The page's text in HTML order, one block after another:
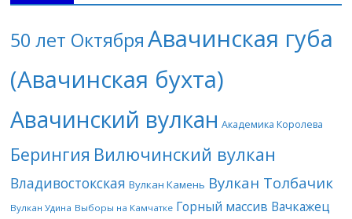
50 лет Октября Авачинская губа
(Авачинская бухта)
Авачинский вулкан Академика Королева
Берингия Вилючинский вулкан
Владивостокская Вулкан Камень Вулкан Толбачик
Вулкан Удина Выборы на Камчатке Горный массив Вачкажец